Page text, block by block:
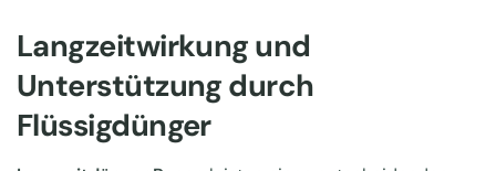
Langzeitwirkung und
Unterstützung durch
Flüssigdünger